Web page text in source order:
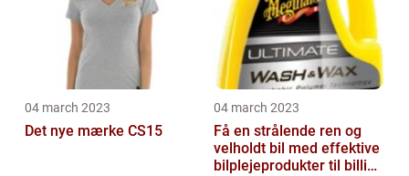
04 march 2023
Det nye mærke CS15
04 march 2023
Få en strålende ren og
velholdt bil med effektive
bilplejeprodukter til billige